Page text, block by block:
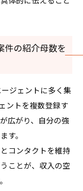
件の紹介母数を
ジェントに多く集
ントを複数登録す
広がり、自分の強
す。
コンタクトを維持
ことが、収入の空